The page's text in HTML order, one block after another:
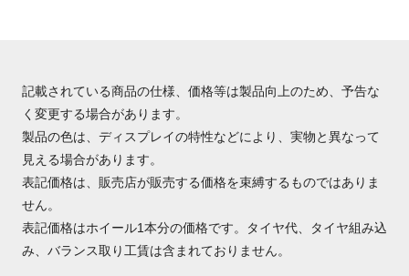
記載されている商品の仕様、価格等は製品向上のため、予告な
く変更する場合があります。
製品の色は、ディスプレイの特性などにより、実物と異なって
見える場合があります。
表記価格は、販売店が販売する価格を束縛するものではありま
せん。
表記価格はホイール1本分の価格です。タイヤ代、タイヤ組み込
み、バランス取り工賃は含まれておりません。